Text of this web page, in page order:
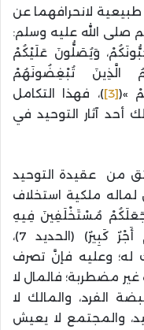
طبيعية لانحرافهما عن
صلى الله عليه وسلم:
وَيُصَلُّونَ عَلَيْكُمْ
الَّذِينَ تُبْغِضُونَهُمْ
»(
[3])، فهذا التكامل
أحد آثار التوحيد في
من عقيدة التوحيد
لماله ملكية استخلاف
جَعَلَكُمْ مُسْتَخْلَفِينَ فِيهِ
فَالَّذِينَ آمَنُوا مِنْكُمْ وَأَنْفَقُوا لَهُمْ أَجْرٌ كَبِيرٌ) (الحديد 7)،
له؛ وعليه فإنَّ تصرف
مضطربة؛ فالمال لا
الفرد، والمالك لا
والمجتمع لا يعيش